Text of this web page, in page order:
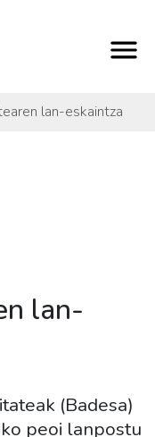
lan-eskaintza
lan-
(Badesa)
peoi lanpostu